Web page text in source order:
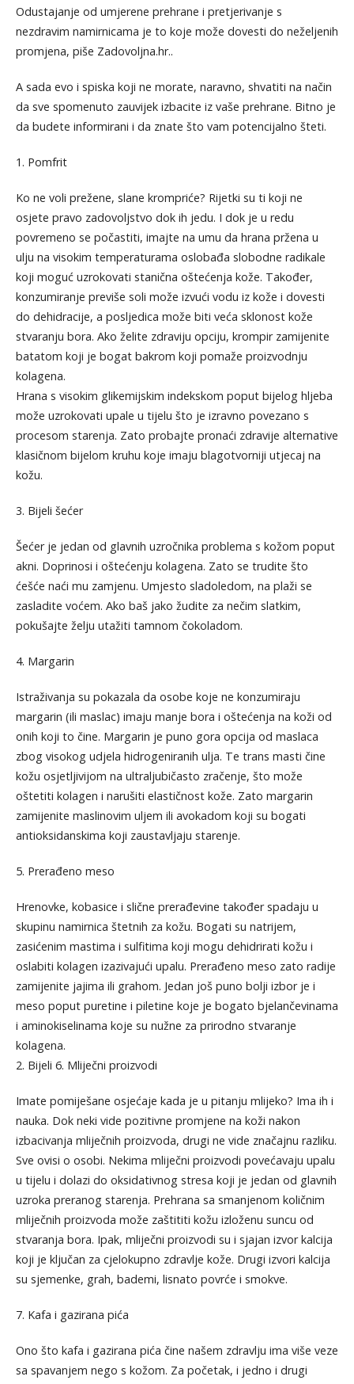
Odustajanje od umjerene prehrane i pretjerivanje s
nezdravim namirnicama je to koje može dovesti do neželjenih
promjena, piše Zadovoljna.hr..
A sada evo i spiska koji ne morate, naravno, shvatiti na način
da sve spomenuto zauvijek izbacite iz vaše prehrane. Bitno je
da budete informirani i da znate što vam potencijalno šteti.
1. Pomfrit
Ko ne voli prežene, slane krompriće? Rijetki su ti koji ne
osjete pravo zadovoljstvo dok ih jedu. I dok je u redu
povremeno se počastiti, imajte na umu da hrana pržena u
ulju na visokim temperaturama oslobađa slobodne radikale
koji moguć uzrokovati stanična oštećenja kože. Također,
konzumiranje previše soli može izvući vodu iz kože i dovesti
do dehidracije, a posljedica može biti veća sklonost kože
stvaranju bora. Ako želite zdraviju opciju, krompir zamijenite
batatom koji je bogat bakrom koji pomaže proizvodnju
kolagena.
Hrana s visokim glikemijskim indekskom poput bijelog hljeba
može uzrokovati upale u tijelu što je izravno povezano s
procesom starenja. Zato probajte pronaći zdravije alternative
klasičnom bijelom kruhu koje imaju blagotvorniji utjecaj na
kožu.
3. Bijeli šećer
Šećer je jedan od glavnih uzročnika problema s kožom poput
akni. Doprinosi i oštećenju kolagena. Zato se trudite što
ćešće naći mu zamjenu. Umjesto sladoledom, na plaži se
zasladite voćem. Ako baš jako žudite za nečim slatkim,
pokušajte želju utažiti tamnom čokoladom.
4. Margarin
Istraživanja su pokazala da osobe koje ne konzumiraju
margarin (ili maslac) imaju manje bora i oštećenja na koži od
onih koji to čine. Margarin je puno gora opcija od maslaca
zbog visokog udjela hidrogeniranih ulja. Te trans masti čine
kožu osjetljivijom na ultraljubičasto zračenje, što može
oštetiti kolagen i narušiti elastičnost kože. Zato margarin
zamijenite maslinovim uljem ili avokadom koji su bogati
antioksidanskima koji zaustavljaju starenje.
5. Prerađeno meso
Hrenovke, kobasice i slične prerađevine također spadaju u
skupinu namirnica štetnih za kožu. Bogati su natrijem,
zasićenim mastima i sulfitima koji mogu dehidrirati kožu i
oslabiti kolagen izazivajući upalu. Prerađeno meso zato radije
zamijenite jajima ili grahom. Jedan još puno bolji izbor je i
meso poput puretine i piletine koje je bogato bjelančevinama
i aminokiselinama koje su nužne za prirodno stvaranje
kolagena.
2. Bijeli 6. Mliječni proizvodi
Imate pomiješane osjećaje kada je u pitanju mlijeko? Ima ih i
nauka. Dok neki vide pozitivne promjene na koži nakon
izbacivanja mliječnih proizvoda, drugi ne vide značajnu razliku.
Sve ovisi o osobi. Nekima mliječni proizvodi povećavaju upalu
u tijelu i dolazi do oksidativnog stresa koji je jedan od glavnih
uzroka preranog starenja. Prehrana sa smanjenom količnim
mliječnih proizvoda može zaštititi kožu izloženu suncu od
stvaranja bora. Ipak, mliječni proizvodi su i sjajan izvor kalcija
koji je ključan za cjelokupno zdravlje kože. Drugi izvori kalcija
su sjemenke, grah, bademi, lisnato povrće i smokve.
7. Kafa i gazirana pića
Ono što kafa i gazirana pića čine našem zdravlju ima više veze
sa spavanjem nego s kožom. Za početak, i jedno i drugi